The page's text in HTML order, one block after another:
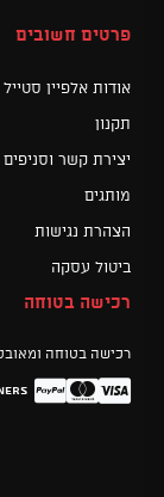
פרטים חשובים
אודות אלפיין סטייל
תקנון
יצירת קשר וסניפים
מותגים
הצהרת נגישות
ביטול עסקה
רכישה בטוחה
רכישה בטוחה
Visa
Mastercard
PayPal